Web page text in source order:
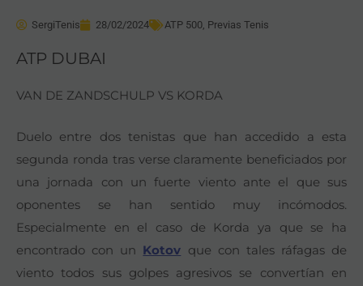
SergiTenis 28/02/2024 ATP 500, Previas Tenis
ATP DUBAI
VAN DE ZANDSCHULP VS KORDA
Duelo entre dos tenistas que han accedido a esta
segunda ronda tras verse claramente beneficiados por
una jornada con un fuerte viento ante el que sus
oponentes se han sentido muy incómodos.
Especialmente en el caso de Korda ya que se ha
encontrado con un Kotov que con tales ráfagas de
viento todos sus golpes agresivos se convertían en